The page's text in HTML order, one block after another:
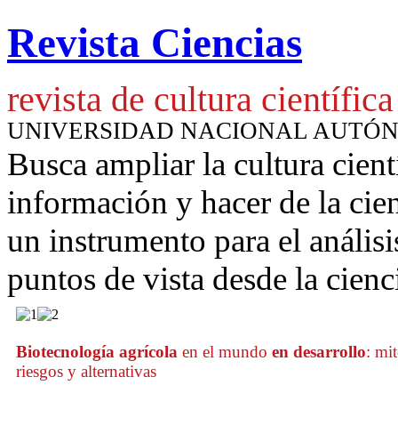
Revista Ciencias
revista de cultura científica
UNIVERSIDAD NACIONAL
Busca ampliar la cultura
información y hacer de la
un instrumento para el
puntos de vista desde la
Biotecnología agrícola en el mundo en desarrollo:
riesgos y alternativas